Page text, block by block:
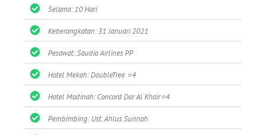
Selama: 10 Hari
Keberangkatan: 31 Januari 2021
Pesawat: Saudia Airlines PP
Hotel Mekah: DoubleTree ⭐4
Hotel Madinah: Concord Dar Al Khair⭐4
Pembimbing: Ust. Ahlus Sunnah